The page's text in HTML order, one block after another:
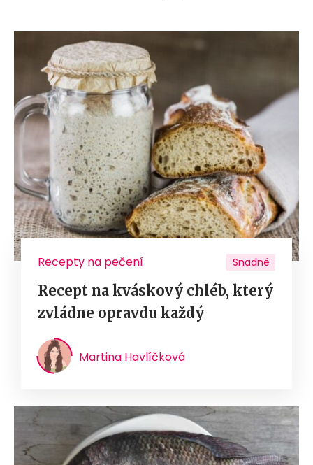
Recepty na pečení Snadné
Recept na kváskový chléb, který
zvládne opravdu každý
Martina Havlíčková